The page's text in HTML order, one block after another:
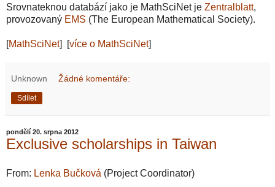
Srovnateknou databází jako je MathSciNet je Zentralblatt,
provozovaný EMS (The European Mathematical Society).
[MathSciNet] [více o MathSciNet]
Unknown Žádné komentáře:
Sdílet
pondělí 20. srpna 2012
Exclusive scholarships in Taiwan
From: Lenka Bučková (Project Coordinator)